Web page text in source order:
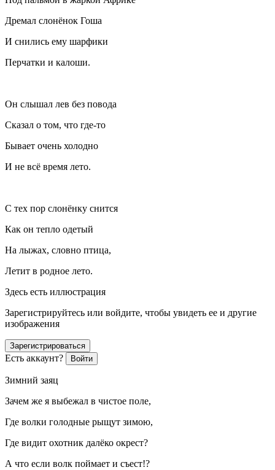
Дремал слонёнок Гоша
И снились ему шарфики
Перчатки и калоши.
Он слышал лев без повода
Сказал о том, что где-то
Бывает очень холодно
И не всё время лето.
С тех пор слонёнку снится
Как он тепло одетый
На лыжах, словно птица,
Летит в родное лето.
Здесь есть иллюстрация
Зарегистрируйтесь или войдите, чтобы увидеть ее и другие
изображения
Зарегистрироваться
Есть аккаунт? Войти
Зимний заяц
Зачем же я выбежал в чистое поле,
Где волки голодные рыщут зимою,
Где видит охотник далёко окрест?
А что если волк поймает и съест!?